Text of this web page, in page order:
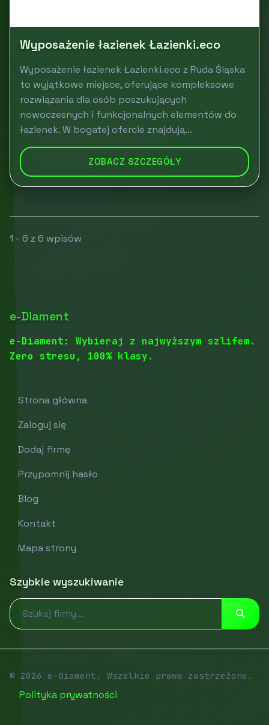
Wyposażenie łazienek Łazienki.eco
Wyposażenie łazienek Łazienki.eco z Ruda Śląska
to wyjątkowe miejsce, oferujące kompleksowe
rozwiązania dla osób poszukujących
nowoczesnych i funkcjonalnych elementów do
łazienek. W bogatej ofercie znajdują...
ZOBACZ SZCZEGÓŁY
1 - 6 z 6 wpisów
e-Diament
e-Diament: Wybieraj z najwyższym szlifem.
Zero stresu, 100% klasy.
Strona główna
Zaloguj się
Dodaj firmę
Przypomnij hasło
Blog
Kontakt
Mapa strony
Szybkie wyszukiwanie
© 2026 e-Diament. Wszelkie prawa zastrzeżone.
Polityka prywatności